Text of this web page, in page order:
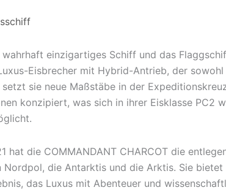
wahrhaft einzigartiges Schiff und das
Eisbrecher mit Hybrid-Antrieb, der
sie neue Maßstäbe in der
konzipiert, was sich in ihrer Eisklasse PC2
hat die COMMANDANT CHARCOT die
die Antarktis und die Arktis. Sie
das Luxus mit Abenteuer und